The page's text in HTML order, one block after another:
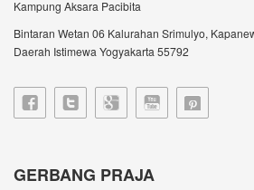
VIDEO TERBARU